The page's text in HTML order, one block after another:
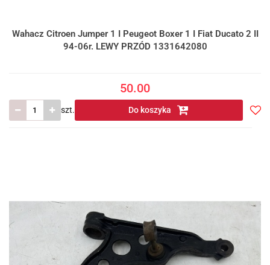
Wahacz Citroen Jumper 1 I Peugeot Boxer 1 I Fiat Ducato 2 II
94-06r. LEWY PRZÓD 1331642080
50.00
szt. Do koszyka